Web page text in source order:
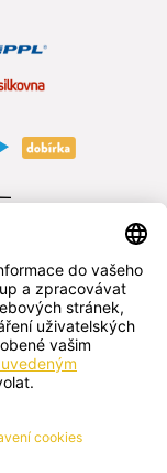
republika